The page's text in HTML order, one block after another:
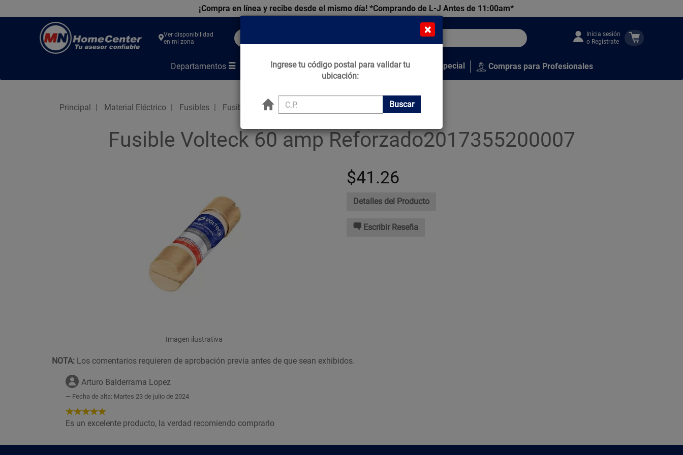
¡Compra en línea y recibe desde el mismo día! *Comprando de L-J Antes de 11:00am*
Center
Ver disponibilidad
en mi zona
Inicia sesión
o Regístrate
Departamentos Marcas Tips que Construyen Venta Especial Compras para Profesionales
Principal Material Eléctrico Fusibles Fusible Volteck 60 amp Reforzado
Fusible Volteck 60 amp Reforzado2017355200007
Imagen ilustrativa
$41.26
Detalles del Producto
Escribir Reseña
NOTA: Los comentarios requieren de aprobación previa antes de que sean exhibidos.
Arturo Balderrama Lopez
Fecha de alta: Martes 23 de julio de 2024
5
de
Estrellas!
Es un excelente producto, la verdad recomiendo comprarlo
×
Ingrese tu código postal para validar tu
ubicación:
Buscar